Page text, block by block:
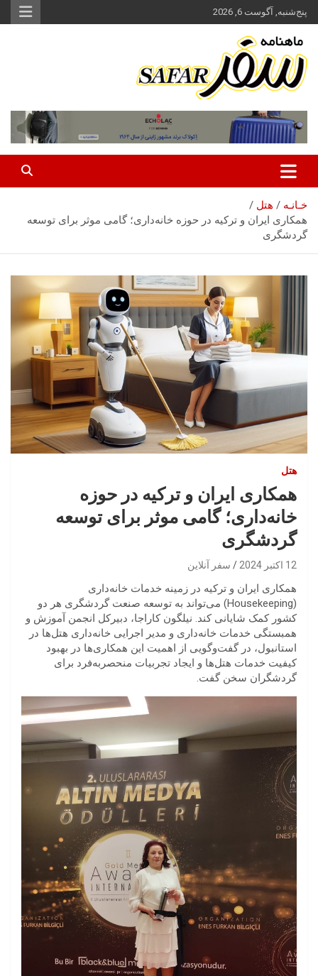
محتوا
بروید
پنج‌شنبه, آگوست 6, 2026
سفر آنلاین
خـانـه
هتل
همکاری ایران و ترکیه در حوزه خانه‌داری؛ گامی موثر برای توسعه
گردشگری
هتل
همکاری ایران و ترکیه در حوزه
خانه‌داری؛ گامی موثر برای توسعه
گردشگری
12 اکتبر 2024 سفر آنلاین
همکاری ایران و ترکیه در زمینه خدمات خانه‌داری
(Housekeeping) می‌تواند به توسعه صنعت گردشگری هر دو
کشور کمک شایانی کند. نیلگون کاراجا، دبیرکل انجمن آموزش و
همبستگی خدمات خانه‌داری و مدیر اجرایی خانه‌داری هتل‌ها در
استانبول، در گفت‌وگویی از اهمیت این همکاری‌ها در بهبود
کیفیت خدمات هتل‌ها و ایجاد تجربیات منحصربه‌فرد برای
گردشگران سخن گفت.